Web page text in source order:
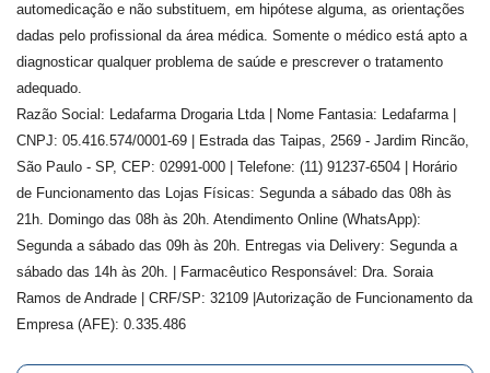
automedicação e não substituem, em hipótese alguma, as orientações
dadas pelo profissional da área médica. Somente o médico está apto a
diagnosticar qualquer problema de saúde e prescrever o tratamento
adequado.
Razão Social: Ledafarma Drogaria Ltda | Nome Fantasia: Ledafarma |
CNPJ: 05.416.574/0001-69 | Estrada das Taipas, 2569 - Jardim Rincão,
São Paulo - SP, CEP: 02991-000 | Telefone: (11) 91237-6504 | Horário
de Funcionamento das Lojas Físicas: Segunda a sábado das 08h às
21h. Domingo das 08h às 20h. Atendimento Online (WhatsApp):
Segunda a sábado das 09h às 20h. Entregas via Delivery: Segunda a
sábado das 14h às 20h. | Farmacêutico Responsável: Dra. Soraia
Ramos de Andrade
| CRF/SP: 32109 |Autorização de Funcionamento da
Empresa (AFE): 0.335.486